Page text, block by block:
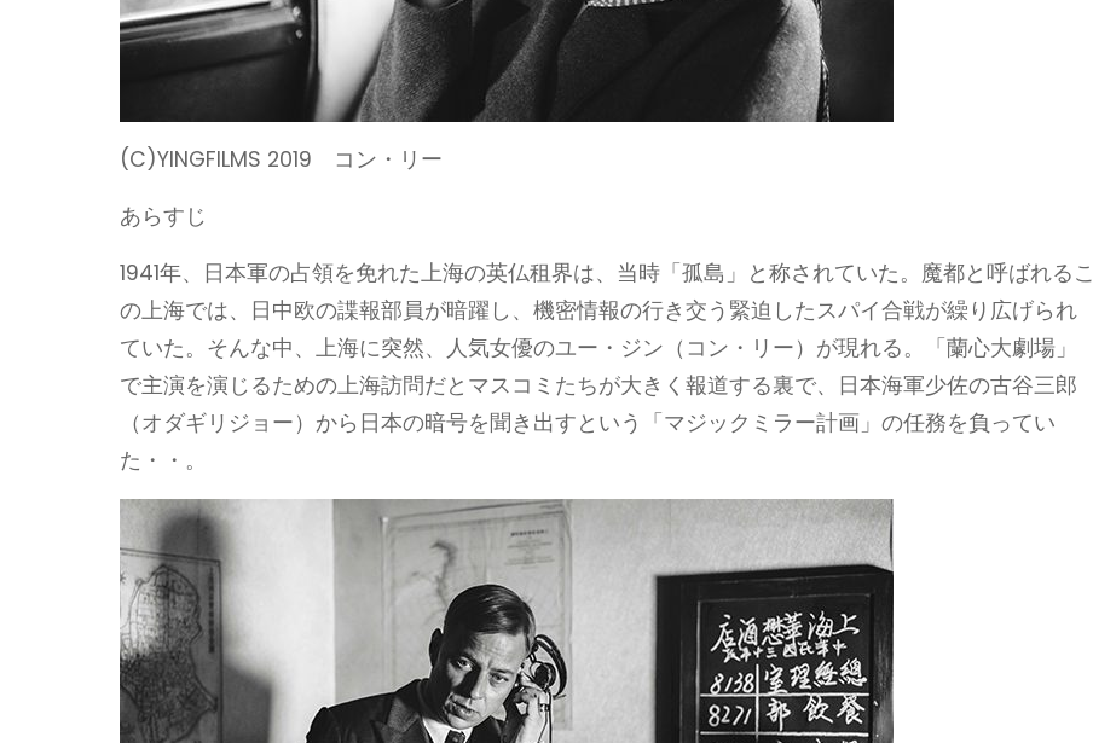
(C)YINGFILMS 2019 コン・リー
あらすじ
1941年、日本軍の占領を免れた上海の英仏租界は、当時「孤島」と称されていた。魔都と呼ばれるこ
の上海では、日中欧の諜報部員が暗躍し、機密情報の行き交う緊迫したスパイ合戦が繰り広げられ
ていた。そんな中、上海に突然、人気女優のユー・ジン（コン・リー）が現れる。「蘭心大劇場」
で主演を演じるための上海訪問だとマスコミたちが大きく報道する裏で、日本海軍少佐の古谷三郎
（オダギリジョー）から日本の暗号を聞き出すという「マジックミラー計画」の任務を負ってい
た・・。